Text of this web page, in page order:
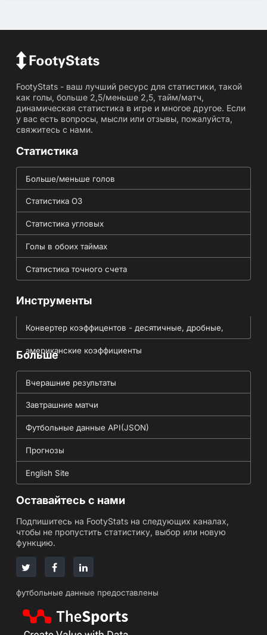
FootyStats - ваш лучший ресурс для статистики, такой
как голы, больше 2,5/меньше 2,5, тайм/матч,
динамическая статистика в игре и многое другое. Если
у вас есть вопросы, мысли или отзывы, пожалуйста,
свяжитесь с нами.
Статистика
Больше/меньше голов
Статистика ОЗ
Статистика угловых
Голы в обоих таймах
Статистика точного счета
Инструменты
Конвертер коэффицентов - десятичные, дробные,
американские коэффициенты
Больше
Вчерашние результаты
Завтрашние матчи
Футбольные данные API(JSON)
Прогнозы
English Site
Оставайтесь с нами
Подпишитесь на FootyStats на следующих каналах,
чтобы не пропустить статистику, выбор или новую
функцию.
футбольные данные предоставлены